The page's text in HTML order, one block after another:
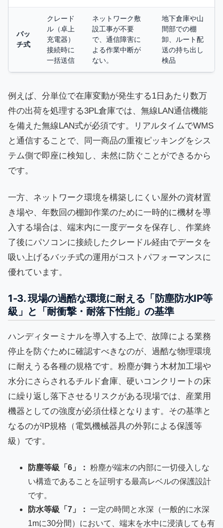
バッ
チ式
クレード
ル（卓上
充電器）
接続時に
一括送信
ネットワーク敷
設工事が不要
で、通信障害に
よる作業中断が
ない。
地下倉庫や山
間部での棚
卸、ルート配
送の持ち出し
検品
例えば、分単位で在庫変動が発生する1日あたり数万
件の出荷を処理する3PL倉庫では、無線LAN通信機能
を備えた無線LAN式が必須です。リアルタイムでWMS
と通信することで、同一商品の重複ピッキングをシス
テム側で即座に検知し、未然に防ぐことができるから
です。
一方、ネットワーク環境を構築しにくい屋外の資材置
き場や、年数回の棚卸作業のために一時的に機材を導
入する場合は、端末内に一度データを保存し、作業終
了後にパソコンに接続したクレードル経由でデータを
吸い上げるバッチ式の運用がコストパフォーマンスに
優れています。
1-3. 現場の過酷な環境に耐える「防塵防水IP等
級」と「耐衝撃・耐落下性能」の基準
ハンディターミナルを導入する上で、故障による業務
停止を防ぐために確認すべきなのが、過酷な物理環境
に耐えうる各種の規格です。粉塵が舞う木材加工場や
水分にさらされるチルド倉庫、硬いコンクリートの床
に繰り返し落下させるリスクがある現場では、産業用
機器としての強度が必須仕様となります。その基準と
なるのがIP規格（電気機械器具の外郭による保護等
級）です。
防塵等級「6」： 粉塵が端末の内部に一切侵入しな
い構造であることを証明する最高レベルの保護設計
です。
防水等級「7」： 一定の時間と水深（一般的に水深
1mに30分間）において、端末を水中に浸漬しても有